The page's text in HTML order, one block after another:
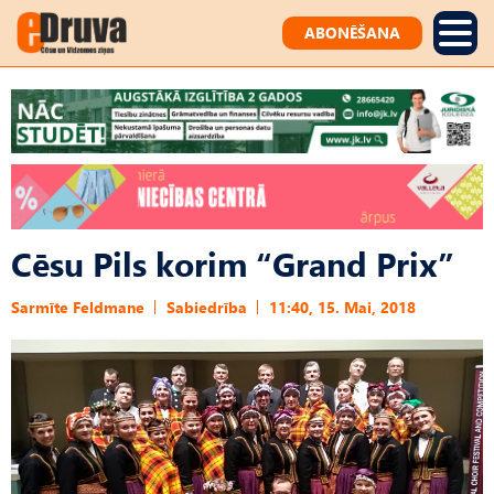
ABONĒŠANA
Cēsu Pils korim “Grand Prix”
Sarmīte Feldmane Sabiedrība 11:40, 15. Mai, 2018